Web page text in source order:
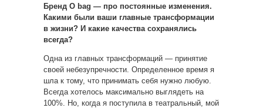
Бренд O bag — про постоянные изменения.
Какими были ваши главные трансформации
в жизни? И какие качества сохранялись
всегда?
Одна из главных трансформаций — принятие
своей небезупречности. Определенное время я
шла к тому, что принимать себя нужно любую.
Всегда хотелось максимально выглядеть на
100%. Но, когда я поступила в театральный, мой